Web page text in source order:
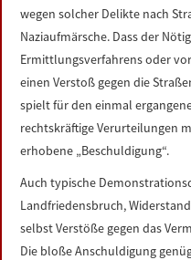
wegen solcher Delikte nach
Naziaufmärsche. Dass der
Ermittlungsverfahrens oder
einen Verstoß gegen die
spielt für den einmal
rechtskräftige Verurteilungen
erhobene „Beschuldigung“.
Auch typische
Landfriedensbruch,
selbst Verstöße gegen das
Die bloße Anschuldigung